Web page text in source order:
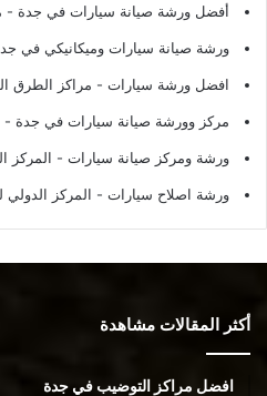
أفضل ورشة صيانة سيارات في جدة -
ورشة صيانة سيارات وميكانيكي في
افضل ورشة سيارات - مراكز الطرق
مركز وورشة صيانة سيارات في جدة -
ورشة ومركز صيانة سيارات - المركز
ورشة اصلاح سيارات - المركز الدولي
أكثر المقالات مشاهدة
افضل مراكز التوضيب في جدة